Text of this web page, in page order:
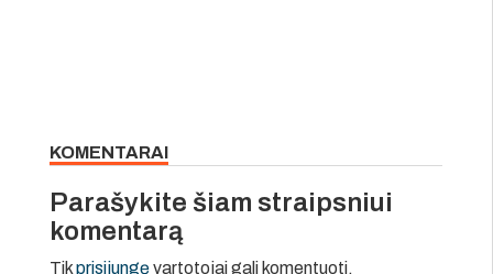
KOMENTARAI
Parašykite šiam straipsniui
komentarą
Tikprisijungęvartotojai gali komentuoti.